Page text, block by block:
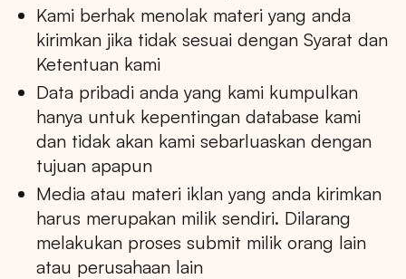
Kami berhak menolak materi yang anda
kirimkan jika tidak sesuai dengan Syarat dan
Ketentuan kami
Data pribadi anda yang kami kumpulkan
hanya untuk kepentingan database kami
dan tidak akan kami sebarluaskan dengan
tujuan apapun
Media atau materi iklan yang anda kirimkan
harus merupakan milik sendiri. Dilarang
melakukan proses submit milik orang lain
atau perusahaan lain